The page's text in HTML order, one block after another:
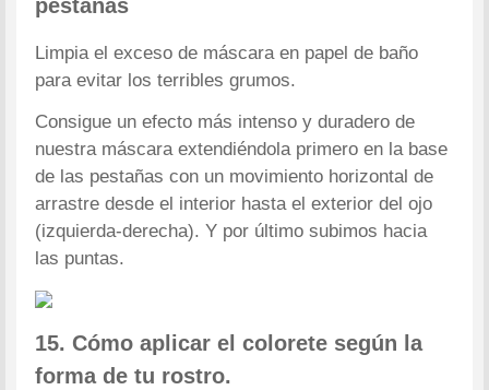
pestañas
Limpia el exceso de máscara en papel de baño
para evitar los terribles grumos.
Consigue un efecto más intenso y duradero de
nuestra máscara extendiéndola primero en la base
de las pestañas con un movimiento horizontal de
arrastre desde el interior hasta el exterior del ojo
(izquierda-derecha). Y por último subimos hacia
las puntas.
15. Cómo aplicar el colorete según la
forma de tu rostro.